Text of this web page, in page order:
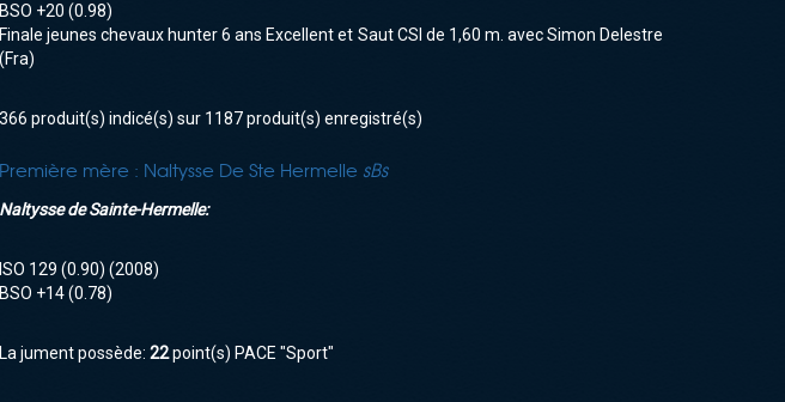
BSO +20 (0.98)
Finale jeunes chevaux hunter 6 ans Excellent et Saut CSI de 1,60 m. avec Simon Delestre
(Fra)
366 produit(s) indicé(s) sur 1187 produit(s) enregistré(s)
Première mère : Naltysse De Ste Hermelle sBs
Naltysse de Sainte-Hermelle:
ISO 129 (0.90) (2008)
BSO +14 (0.78)
La jument possède: 22point(s) PACE "Sport"